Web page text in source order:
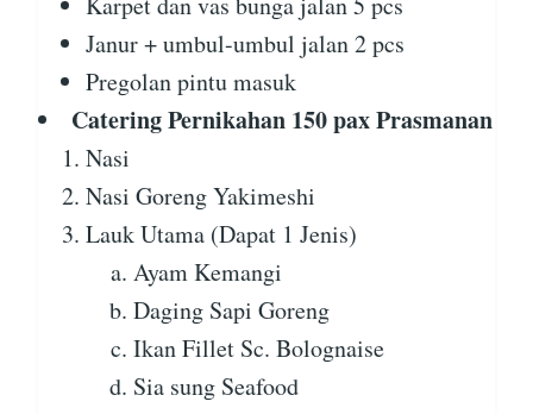
Janur + umbul-umbul jalan 2 pcs
Pregolan pintu masuk
Catering Pernikahan 150 pax Prasmanan
Nasi
Nasi Goreng Yakimeshi
Lauk Utama (Dapat 1 Jenis)
Ayam Kemangi
Daging Sapi Goreng
Ikan Fillet Sc. Bolognaise
Sia sung Seafood